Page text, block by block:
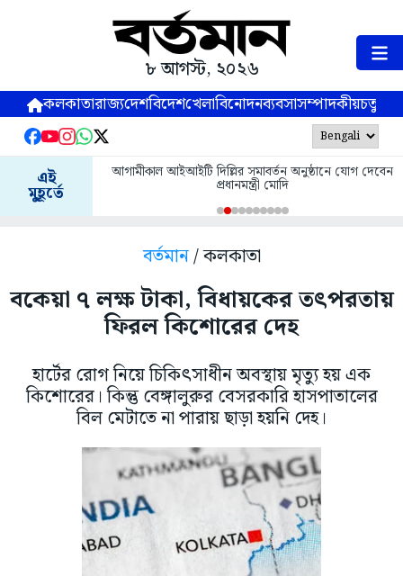
৮ আগস্ট, ২০২৬
কলকাতারাজ্যদেশবিদেশখেলাবিনোদনব্যবসাসম্পাদকীয়
এই
মুহূর্তে
আগামীকাল আইআইটি দিল্লির সমাবর্তন অনুষ্ঠানে যোগ দেবেন
প্রধানমন্ত্রী মোদি
বর্তমান/ কলকাতা
বকেয়া ৭ লক্ষ টাকা, বিধায়কের তৎপরতায়
ফিরল কিশোরের দেহ
হার্টের রোগ নিয়ে চিকিৎসাধীন অবস্থায় মৃত্যু হয় এক
কিশোরের। কিন্তু বেঙ্গালুরুর বেসরকারি হাসপাতালের
বিল মেটাতে না পারায় ছাড়া হয়নি দেহ।